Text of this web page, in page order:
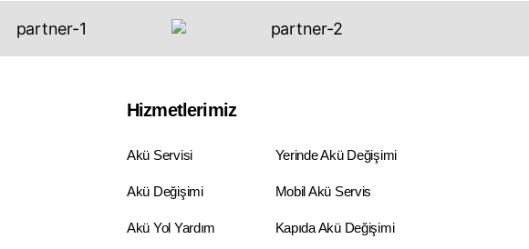
Hizmetlerimiz
Akü Servisi
Akü Değişimi
Akü Yol Yardım
Yerinde Akü Değişimi
Mobil Akü Servis
Kapıda Akü Değişimi